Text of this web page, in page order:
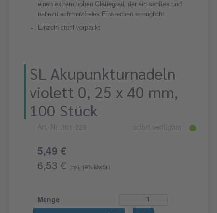
einen extrem hohen Glättegrad, der ein sanftes und
nahezu schmerzfreies Einstechen ermöglicht
Einzeln steril verpackt
SL Akupunkturnadeln
violett 0, 25 x 40 mm,
100 Stück
Art.-Nr. 301-229 sofort verfügbar
5,49 €
6,53 €
(inkl. 19% MwSt.)
Menge